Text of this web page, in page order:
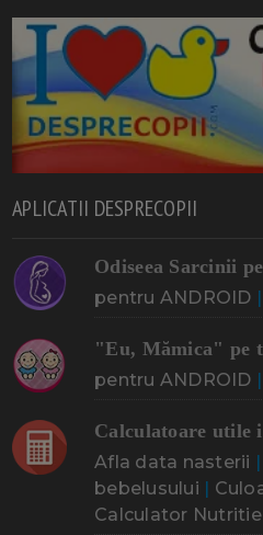
APLICATII DESPRECOPII
Odiseea Sarcinii
pentru ANDROID |
"Eu, Mămica" pe
pentru ANDROID |
Calculatoare utile
Afla data nasterii |
bebelusului |
Calculator Nutritie